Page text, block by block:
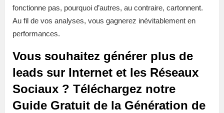
fonctionne pas, pourquoi d’autres, au contraire, cartonnent.
Au fil de vos analyses, vous gagnerez inévitablement en
performances.
Vous souhaitez générer plus de
leads sur Internet et les Réseaux
Sociaux ? Téléchargez notre
Guide Gratuit de la Génération de